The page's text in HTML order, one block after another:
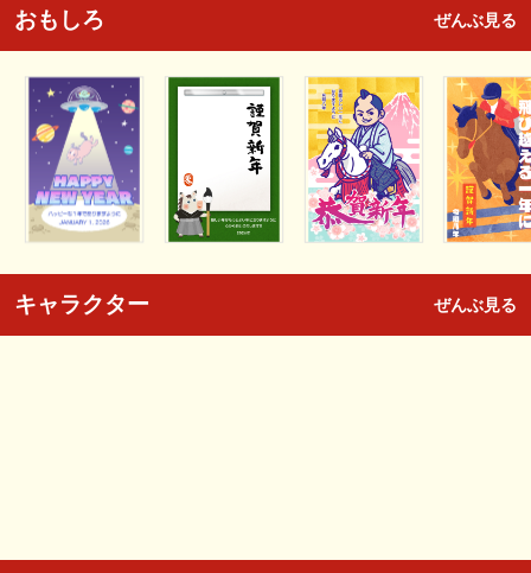
おもしろ ぜんぶ見る
キャラクター ぜんぶ見る